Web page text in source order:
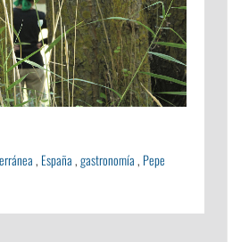
, España , gastronomía , Pepe